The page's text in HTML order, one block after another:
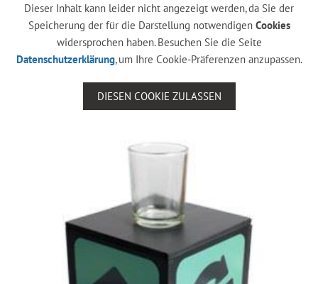
Dieser Inhalt kann leider nicht angezeigt werden, da Sie der
Speicherung der für die Darstellung notwendigen Cookies
widersprochen haben. Besuchen Sie die Seite
Datenschutzerklärung, um Ihre Cookie-Präferenzen anzupassen.
DIESEN COOKIE ZULASSEN